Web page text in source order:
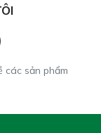
các sản phẩm